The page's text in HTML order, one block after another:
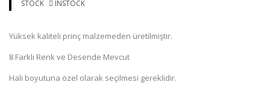
STOCK
INSTOCK
Yüksek kaliteli prinç malzemeden üretilmiştir.
8 Farklı Renk ve Desende Mevcut
Halı boyutuna özel olarak seçilmesi gereklidir.